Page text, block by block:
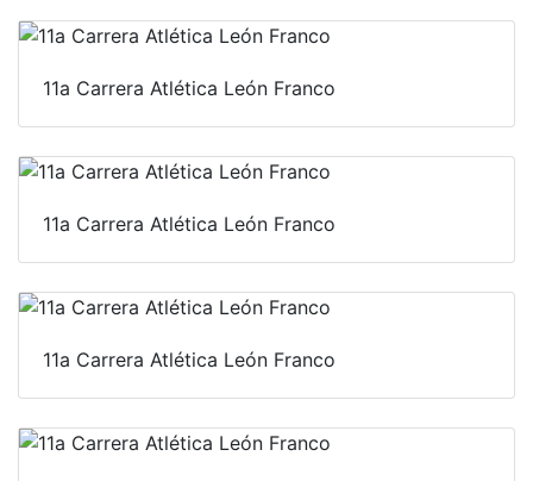
11a Carrera Atlética León Franco
11a Carrera Atlética León Franco
11a Carrera Atlética León Franco